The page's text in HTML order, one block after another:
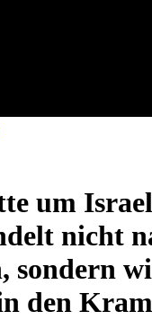
um
nicht
sondern
den